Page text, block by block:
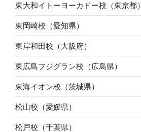
東大和イトーヨーカドー校（東京都）
東岡崎校（愛知県）
東岸和田校（大阪府）
東広島フジグラン校（広島県）
東海イオン校（茨城県）
松山校（愛媛県）
松戸校（千葉県）